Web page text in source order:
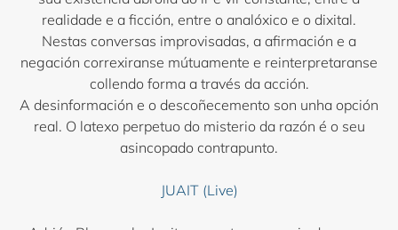
realidade e a ficción, entre o analóxico e o dixital.
Nestas conversas improvisadas, a afirmación e a
negación correxiranse mútuamente e reinterpretaranse
collendo forma a través da acción.
A desinformación e o descoñecemento son unha opción
real. O latexo perpetuo do misterio da razón é o seu
asincopado contrapunto.
JUAIT (Live)